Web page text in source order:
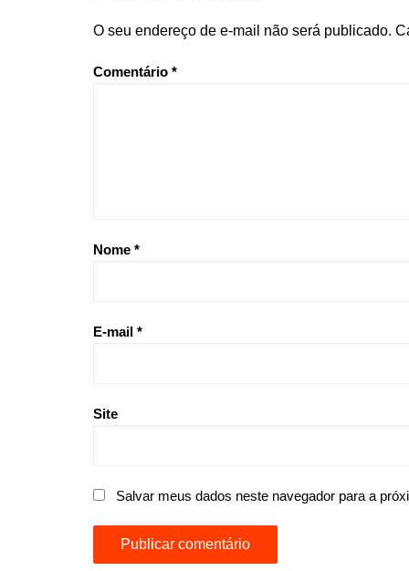
O seu endereço de e-mail não será publicado.
Comentário *
Nome *
E-mail *
Site
Salvar meus dados neste navegador para a